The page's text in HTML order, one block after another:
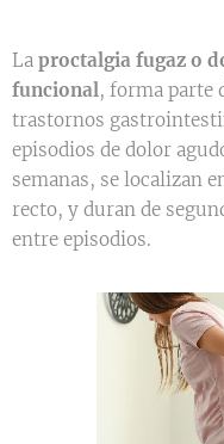
La proctalgia fugaz o
funcional, forma parte
trastornos
episodios de dolor
semanas, se localizan
recto, y duran de
entre episodios.